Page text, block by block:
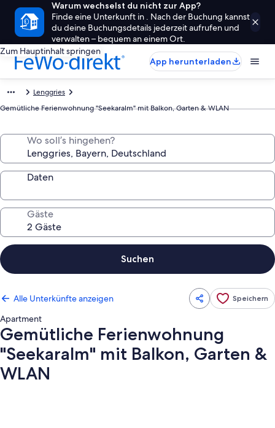
Warum wechselst du nicht zur App?
Finde eine Unterkunft in . Nach der Buchung kannst
du deine Buchungsdetails jederzeit aufrufen und
verwalten – bequem an einem Ort.
Zum Hauptinhalt springen
App herunterladen
Lenggries
Gemütliche Ferienwohnung "Seekaralm" mit Balkon, Garten & WLAN
Wo soll’s hingehen?
Daten
Gäste
Suchen
Alle Unterkünfte anzeigen Speichern
Apartment
Gemütliche Ferienwohnung
"Seekaralm" mit Balkon, Garten &
WLAN